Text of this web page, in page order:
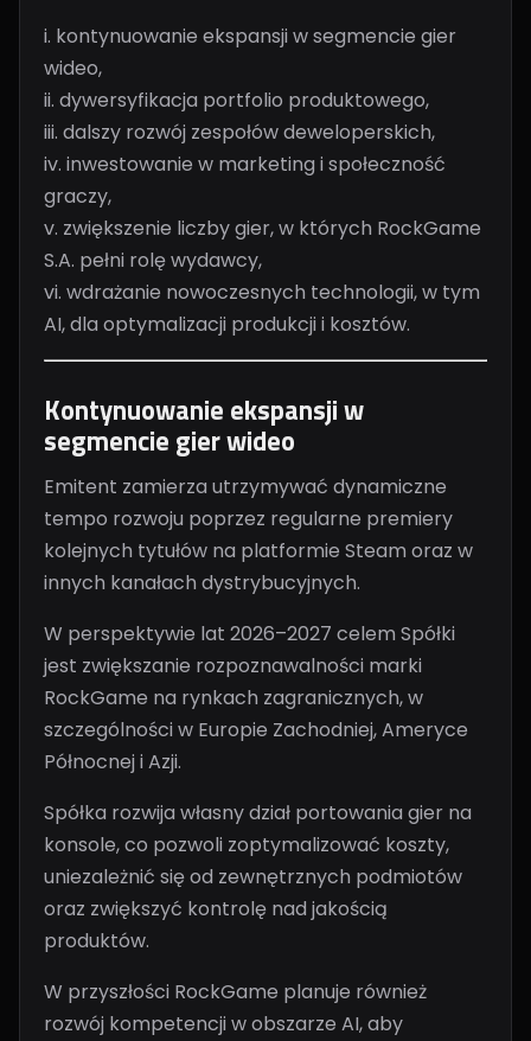
i. kontynuowanie ekspansji w segmencie gier
wideo,
ii. dywersyfikacja portfolio produktowego,
iii. dalszy rozwój zespołów deweloperskich,
iv. inwestowanie w marketing i społeczność
graczy,
v. zwiększenie liczby gier, w których RockGame
S.A. pełni rolę wydawcy,
vi. wdrażanie nowoczesnych technologii, w tym
AI, dla optymalizacji produkcji i kosztów.
Kontynuowanie ekspansji w
segmencie gier wideo
Emitent zamierza utrzymywać dynamiczne
tempo rozwoju poprzez regularne premiery
kolejnych tytułów na platformie Steam oraz w
innych kanałach dystrybucyjnych.
W perspektywie lat 2026–2027 celem Spółki
jest zwiększanie rozpoznawalności marki
RockGame na rynkach zagranicznych, w
szczególności w Europie Zachodniej, Ameryce
Północnej i Azji.
Spółka rozwija własny dział portowania gier na
konsole, co pozwoli zoptymalizować koszty,
uniezależnić się od zewnętrznych podmiotów
oraz zwiększyć kontrolę nad jakością
produktów.
W przyszłości RockGame planuje również
rozwój kompetencji w obszarze AI, aby